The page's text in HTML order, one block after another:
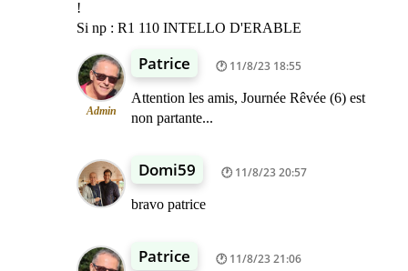
!
Si np : R1 110 INTELLO D'ERABLE
Admin
Patrice 11/8/23 18:55
Attention les amis, Journée Rêvée (6) est
non partante...
Domi59 11/8/23 20:57
bravo patrice
Patrice 11/8/23 21:06